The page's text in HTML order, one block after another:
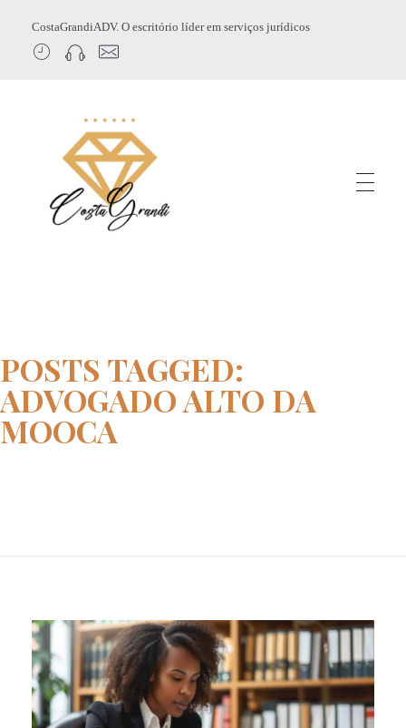
CostaGrandiADV. O escritório líder em serviços jurídicos
POSTS TAGGED:
ADVOGADO ALTO DA
MOOCA